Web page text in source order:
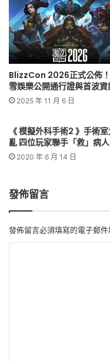
BlizzCon 2026正式公佈
雪娛樂公開通行證與首波資
2025 年 11 月 6 日
《 模擬外科手術2 》手術
亂 四位玩家聯手「救」病人
2020 年 6 月 14 日
發佈留言
發佈留言必須填寫的電子郵件